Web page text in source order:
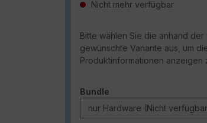
Nicht mehr verfügbar
Bitte wählen Sie die anhand der
gewünschte Variante aus, um
Produktinformationen anzeigen
Bundle